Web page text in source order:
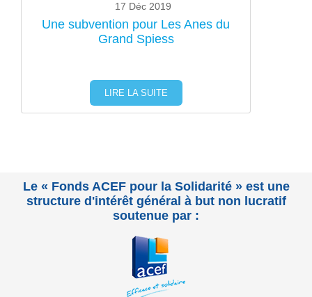
17 Déc 2019
Une subvention pour Les Anes du
Grand Spiess
LIRE LA SUITE
Le « Fonds ACEF pour la Solidarité » est une
structure d'intérêt général à but non lucratif
soutenue par :